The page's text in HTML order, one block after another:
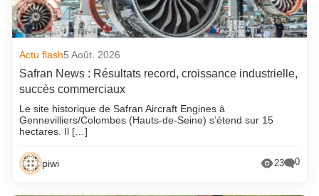
Actu flash5 Août. 2026
Safran News : Résultats record, croissance industrielle,
succès commerciaux
Le site historique de Safran Aircraft Engines à
Gennevilliers/Colombes (Hauts-de-Seine) s’étend sur 15
hectares. Il […]
piwi 23 0